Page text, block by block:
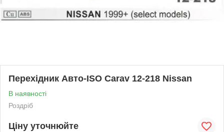
Перехідник Авто-ISO Carav 12-218 Nissan
В наявності
Роздріб
Ціну уточнюйте